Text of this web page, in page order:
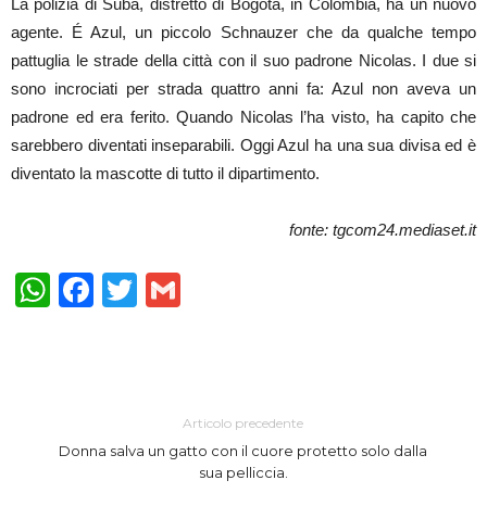
agente. É Azul, un piccolo Schnauzer che da qualche tempo
pattuglia le strade della città con il suo padrone Nicolas. I due si
sono incrociati per strada quattro anni fa: Azul non aveva un
padrone ed era ferito. Quando Nicolas l’ha visto, ha capito che
sarebbero diventati inseparabili. Oggi Azul ha una sua divisa ed è
diventato la mascotte di tutto il dipartimento.
fonte: tgcom24.mediaset.it
WhatsApp
Facebook
Twitter
Articolo precedente
Donna salva un gatto con il cuore protetto solo dalla
sua pelliccia.